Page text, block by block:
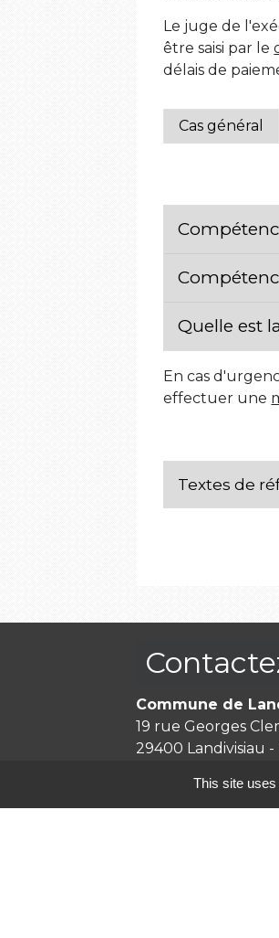
Le juge de
être saisi par le
délais de
Cas général
Quelle est
En cas
effectuer une
Textes de
Commune de
19 rue Georges
29400 Landivisiau -
This site